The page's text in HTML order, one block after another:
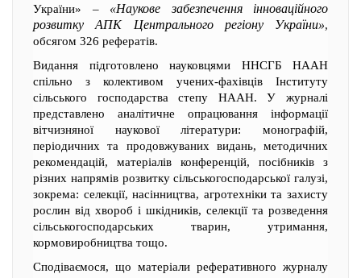
України» – «Наукове забезпечення інноваційного
розвитку АПК Центрального регіону України»,
обсягом 326 рефератів.
Видання підготовлено науковцями ННСГБ НААН
спільно з колективом учених-фахівців Інституту
сільського господарства степу НААН. У журналі
представлено аналітичне опрацювання інформації
вітчизняної наукової літератури: монографій,
періодичних та продовжуваних видань, методичних
рекомендацій, матеріалів конференцій, посібників з
різних напрямів розвитку сільськогосподарської галузі,
зокрема: селекції, насінництва, агротехніки та захисту
рослин від хвороб і шкідників, селекції та розведення
сільськогосподарських тварин, утримання,
кормовиробництва тощо.
Сподіваємося, що матеріали реферативного журналу